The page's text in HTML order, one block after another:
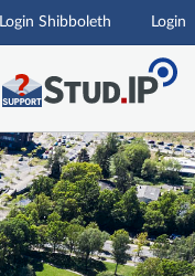
Login Shibboleth Login